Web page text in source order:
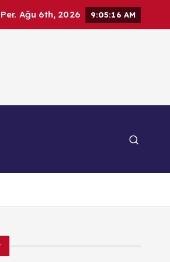
Per. Ağu 6th, 2026 9:05:18 AM